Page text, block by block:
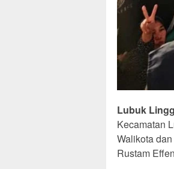
Lubuk
Kecamatan
Walikota
Rustam